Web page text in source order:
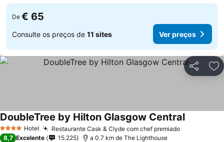
De € 65
Consulte os preços de 11 sites Ver preços
Partilhar
4 EstrelasHotel Restaurante Cask & Clyde com chef premiado
DoubleTree by Hilton Glasgow Central
8,7 Excelente 15.225 a 0.7 km de The Lighthouse